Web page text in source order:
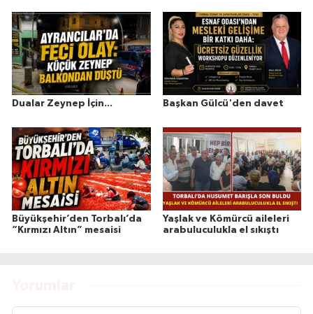
Dualar Zeynep İçin... Başkan Gülcü'den davet
Büyükşehir’den Torbalı’da
“Kırmızı Altın” mesaisi
Yaşlak ve Kömürcü aileleri
arabuluculukla el sıkıştı